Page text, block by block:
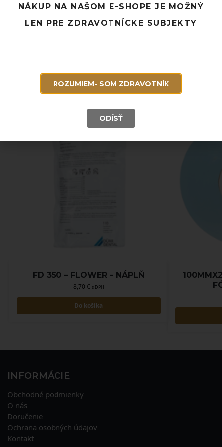
Doprava ZADARMO pri objednávke nad 120 EUR
Rýchle doručenie a možnosť osobného odberu
Súvisiace produkty
FD 350 – FLOWER – NÁPLŇ
8,70 € s DPH
Do košíka
INFORMÁCIE
Obchodné podmienky
O nás
Doručenie
Ochrana osobných údajov
Kontakt
NÁKUP NA NAŠOM E-SHOPE JE MOŽNÝ
LEN PRE ZDRAVOTNÍCKE SUBJEKTY
ROZUMIEM- SOM ZDRAVOTNÍK
ODÍSŤ